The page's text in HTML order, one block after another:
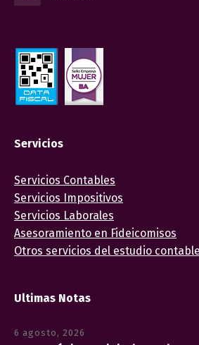
Servicios
Servicios Contables
Servicios Impositivos
Servicios Laborales
Asesoramiento en Fideicomisos
Otros servicios del estudio contable
Ultimas Notas
6 agosto, 2026